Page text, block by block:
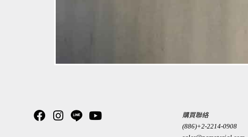
購買聯絡
(886)+2-2214-0908